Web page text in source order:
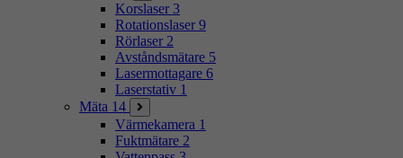
Korslaser 3
Rotationslaser 9
Rörlaser 2
Avståndsmätare 5
Lasermottagare 6
Laserstativ 1
Mäta 14
Värmekamera 1
Fuktmätare 2